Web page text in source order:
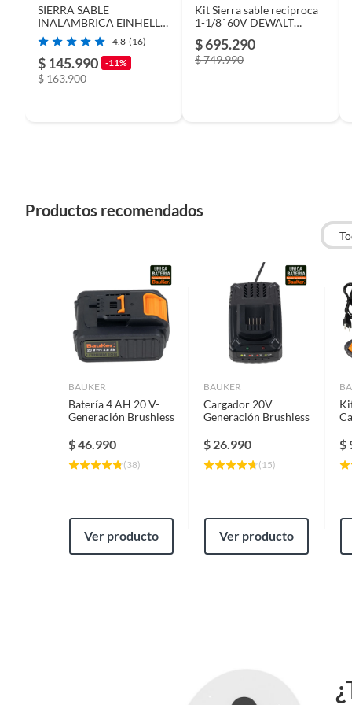
Inalámbrico
Características
El
Peso del producto
SIERRA SABLE
INALAMBRICA EINHELL
PROFESSIONAL 2500
RPM
4.8 (16)
$ 145.990 -11%
$ 163.900
Kit Sierra sable reciproca
1-1/8´ 60V DEWALT
$ 695.290
$ 749.990
Productos recomendados
BAUKER
Batería 4 AH 20 V-
Generación Brushless
$46.990
(38)
Ver producto
BAUKER
Cargador 20V
Generación Brushless
$ 26.990
( 15)
Ver producto
$